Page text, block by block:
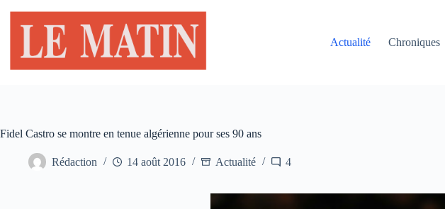
contenu
Actualité
Chroniques
Fidel Castro se montre en tenue algérienne pour ses 90 ans
Rédaction 14 août 2016 Actualité 4